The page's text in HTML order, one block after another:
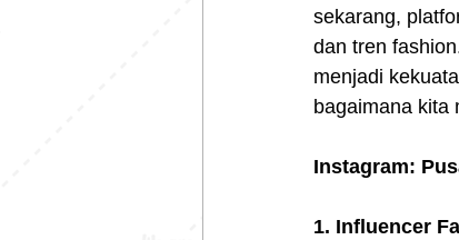
sekarang,
dan tren
menjadi
bagaimana kita
Instagram:
1. Influencer